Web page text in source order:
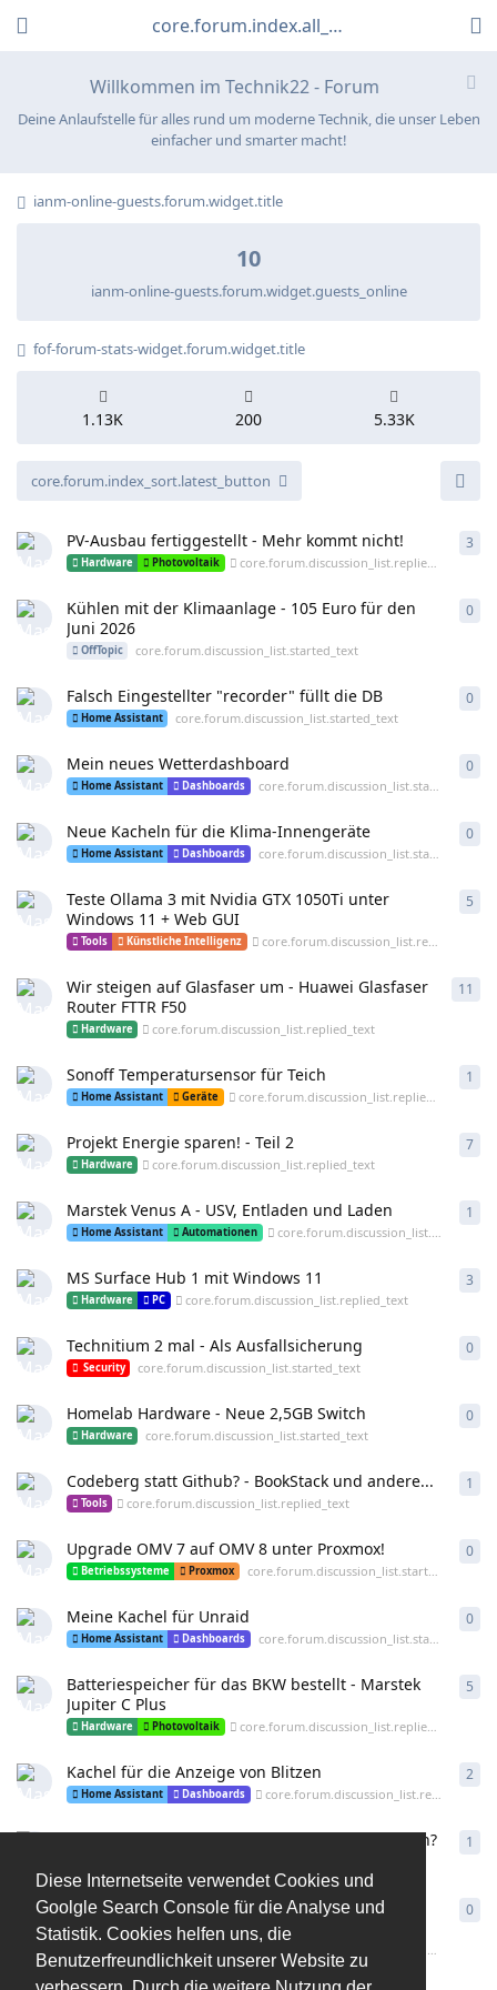
Diese Internetseite verwendet Cookies und
Goolgle Search Console für die Analyse und
Statistik. Cookies helfen uns, die
Benutzerfreundlichkeit unserer Website zu
Willkommen im Technik22 - Forum
Deine Anlaufstelle für alles rund um moderne Technik, die unser Leben
einfacher und smarter macht!
core.forum.index.all_discussions_link
ianm-online-guests.forum.widget.title
10
ianm-online-guests.forum.widget.guests_online
fof-forum-stats-widget.forum.widget.title
1.13K 200 5.33K
core.forum.index_sort.latest_button
PV-Ausbau fertiggestellt - Mehr kommt nicht!
Hardware Photovoltaik core.forum.discussion_list.replied_text
3
Kühlen mit der Klimaanlage - 105 Euro für den
Juni 2026
OffTopic core.forum.discussion_list.started_text
0
Falsch Eingestellter "recorder" füllt die DB
Home Assistant core.forum.discussion_list.started_text
0
Mein neues Wetterdashboard
Home Assistant Dashboards core.forum.discussion_list.started_text
0
Neue Kacheln für die Klima-Innengeräte
Home Assistant Dashboards core.forum.discussion_list.started_text
0
Teste Ollama 3 mit Nvidia GTX 1050Ti unter
Windows 11 + Web GUI
Tools Künstliche Intelligenz core.forum.discussion_list.replied_text
5
Wir steigen auf Glasfaser um - Huawei Glasfaser
Router FTTR F50
Hardware core.forum.discussion_list.replied_text
11
Sonoff Temperatursensor für Teich
Home Assistant Geräte core.forum.discussion_list.replied_text
1
Projekt Energie sparen! - Teil 2
Hardware core.forum.discussion_list.replied_text
7
Marstek Venus A - USV, Entladen und Laden
Home Assistant Automationen core.forum.discussion_list.replied_text
1
MS Surface Hub 1 mit Windows 11
Hardware PC core.forum.discussion_list.replied_text
3
Technitium 2 mal - Als Ausfallsicherung
Security core.forum.discussion_list.started_text
0
Homelab Hardware - Neue 2,5GB Switch
Hardware core.forum.discussion_list.started_text
0
Codeberg statt Github? - BookStack und andere...
Tools core.forum.discussion_list.replied_text
1
Upgrade OMV 7 auf OMV 8 unter Proxmox!
Betriebssysteme Proxmox core.forum.discussion_list.started_text
0
Meine Kachel für Unraid
Home Assistant Dashboards core.forum.discussion_list.started_text
0
Batteriespeicher für das BKW bestellt - Marstek
Jupiter C Plus
Hardware Photovoltaik core.forum.discussion_list.replied_text
5
Kachel für die Anzeige von Blitzen
Home Assistant Dashboards core.forum.discussion_list.replied_text
2
Warum wechseln so viele zum Home Assistanten? 1
Mit LoraWan meine Rollläden von iob in den HA
bringen
core.forum.discussion_list.started_text
0